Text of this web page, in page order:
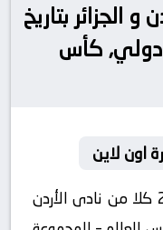
الجزائر بتاريخ
دولي, كأس
اون لاين
يلا شوت يلتقى اليوم 2026-06-23 كلا من نادى الأردن